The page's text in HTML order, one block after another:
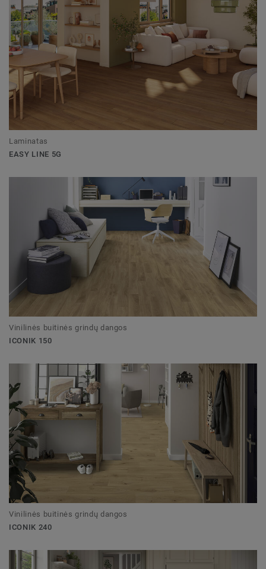
Laminatas
EASY LINE 5G
Vinilinės buitinės grindų dangos
ICONIK 150
Vinilinės buitinės grindų dangos
ICONIK 240